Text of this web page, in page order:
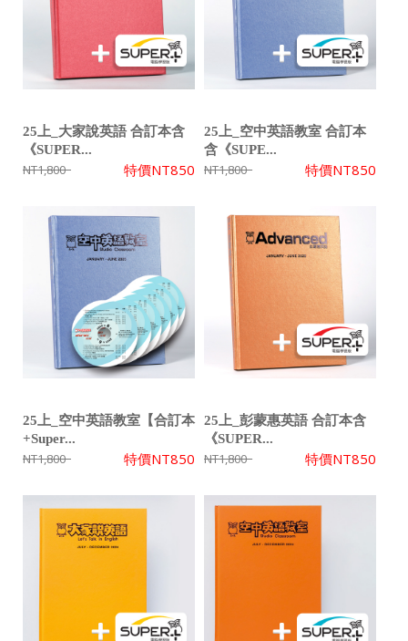
25上_大家說英語 合訂本含
《SUPER...
NT1,800 特價NT850
25上_空中英語教室 合訂本
含《SUPE...
NT1,800 特價NT850
25上_空中英語教室【合訂本
+Super...
NT1,800 特價NT850
25上_彭蒙惠英語 合訂本含
《SUPER...
NT1,800 特價NT850